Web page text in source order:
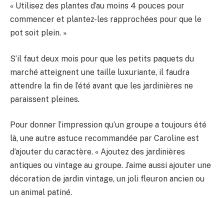
« Utilisez des plantes d’au moins 4 pouces pour
commencer et plantez-les rapprochées pour que le
pot soit plein. »
S’il faut deux mois pour que les petits paquets du
marché atteignent une taille luxuriante, il faudra
attendre la fin de l’été avant que les jardinières ne
paraissent pleines.
Pour donner l’impression qu’un groupe a toujours été
là, une autre astuce recommandée par Caroline est
d’ajouter du caractère. « Ajoutez des jardinières
antiques ou vintage au groupe. J’aime aussi ajouter une
décoration de jardin vintage, un joli fleuron ancien ou
un animal patiné.